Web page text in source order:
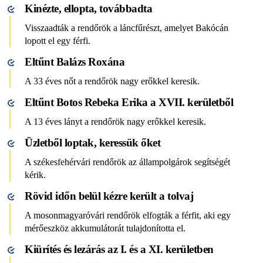
Kinézte, ellopta, továbbadta
Visszaadták a rendőrök a láncfűrészt, amelyet Bakócán
lopott el egy férfi.
Eltűnt Balázs Roxána
A 33 éves nőt a rendőrök nagy erőkkel keresik.
Eltűnt Botos Rebeka Erika a XVII. kerületből
A 13 éves lányt a rendőrök nagy erőkkel keresik.
Üzletből loptak, keressük őket
A székesfehérvári rendőrök az állampolgárok segítségét
kérik.
Rövid időn belül kézre került a tolvaj
A mosonmagyaróvári rendőrök elfogták a férfit, aki egy
mérőeszköz akkumulátorát tulajdonította el.
Kiürítés és lezárás az I. és a XI. kerületben